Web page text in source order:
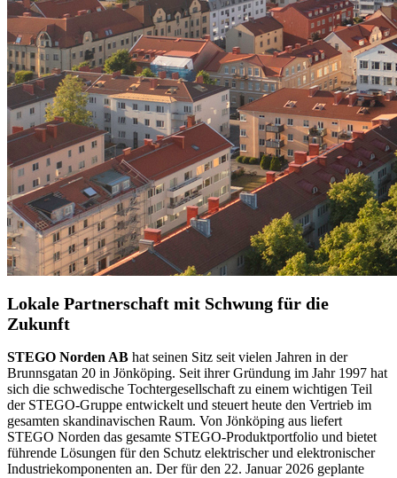
Lokale Partnerschaft mit Schwung für die
Zukunft
STEGO Norden AB hat seinen Sitz seit vielen Jahren in der
Brunnsgatan 20 in Jönköping. Seit ihrer Gründung im Jahr 1997 hat
sich die schwedische Tochtergesellschaft zu einem wichtigen Teil
der STEGO-Gruppe entwickelt und steuert heute den Vertrieb im
gesamten skandinavischen Raum. Von Jönköping aus liefert
STEGO Norden das gesamte STEGO-Produktportfolio und bietet
führende Lösungen für den Schutz elektrischer und elektronischer
Industriekomponenten an. Der für den 22. Januar 2026 geplante